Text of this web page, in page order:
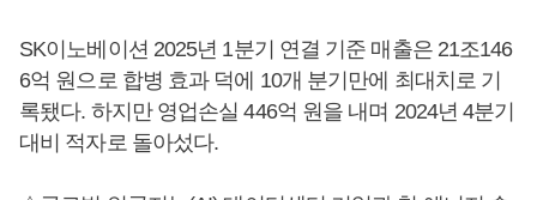
SK이노베이션 2025년 1분기 연결 기준 매출은 21조146
6억 원으로 합병 효과 덕에 10개 분기만에 최대치로 기
록됐다. 하지만 영업손실 446억 원을 내며 2024년 4분기
대비 적자로 돌아섰다.